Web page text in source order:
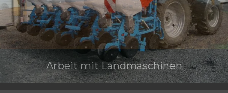
Arbeit mit Landmaschinen
Veröffentlicht amvonadmin